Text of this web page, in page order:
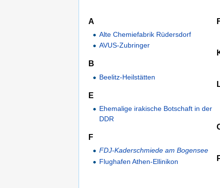
A
Alte Chemiefabrik Rüdersdorf
AVUS-Zubringer
B
Beelitz-Heilstätten
E
Ehemalige irakische Botschaft in der
DDR
F
FDJ-Kaderschmiede am Bogensee
Flughafen Athen-Ellinikon